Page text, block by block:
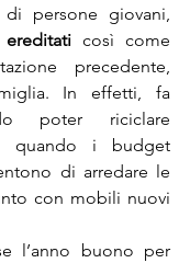
così come
precedente,
In effetti, fa
poter riciclare
quando i budget
di arredare le
con mobili nuovi
l’anno buono per